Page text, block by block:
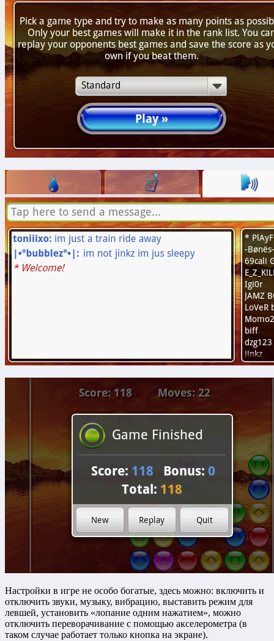
Настройки в игре не особо богатые, здесь можно: включить и
отключить звуки, музыку, вибрацию, выставить режим для
левшей, установить «лопание одним нажатием», можно
отключить переворачивание с помощью акселерометра (в
таком случае работает только кнопка на экране).